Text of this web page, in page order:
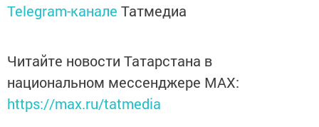
Telegram-канале Татмедиа
Читайте новости Татарстана в
национальном мессенджере MАХ:
https://max.ru/tatmedia